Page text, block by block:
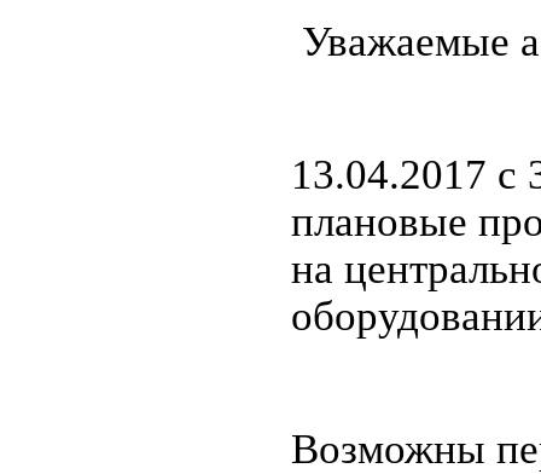
Уважаемые
13.04.2017 c
плановые
на
Возможны